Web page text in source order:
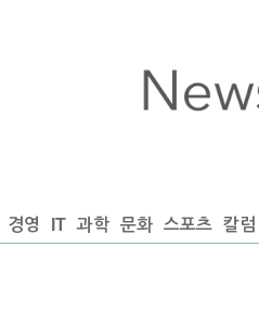
경영 IT 과학 문화 스포츠 칼럼